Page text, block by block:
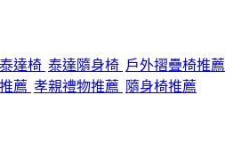
泰達椅 泰達隨身椅 戶外摺疊椅推薦
薦 孝親禮物推薦 隨身椅推薦